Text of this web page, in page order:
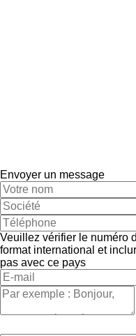
Envoyer un message
Veuillez vérifier le numéro
format international et
pas avec ce pays